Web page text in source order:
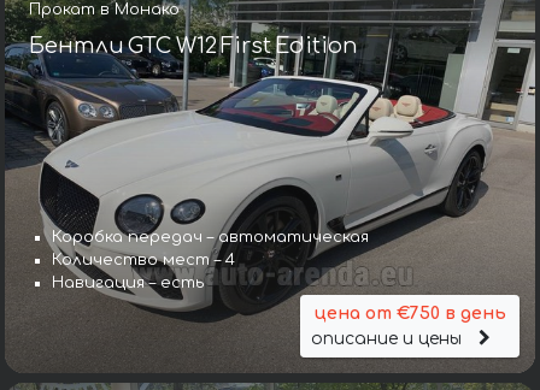
Прокат в Монако
Бентли GTC W12 First Edition
Коробка передач – автоматическая
Количество мест – 4
Навигация – есть
цена от €750 в день
описание и цены